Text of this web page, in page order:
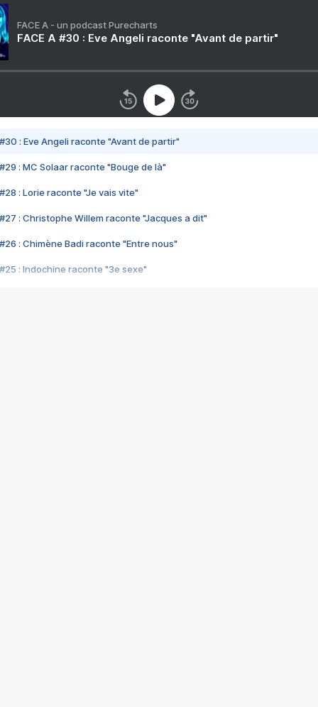
FACE A - un podcast Purecharts
FACE A #30 : Eve Angeli raconte "Avant de partir"
#30 : Eve Angeli raconte "Avant de partir"
#29 : MC Solaar raconte "Bouge de là"
#28 : Lorie raconte "Je vais vite"
#27 : Christophe Willem raconte "Jacques a dit"
#26 : Chimène Badi raconte "Entre nous"
#25 : Indochine raconte "3e sexe"